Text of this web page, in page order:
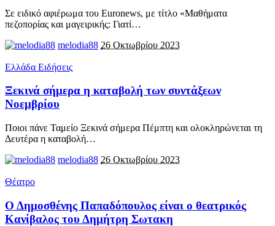
Σε ειδικό αφιέρωμα του Euronews, με τίτλο «Μαθήματα
πεζοπορίας και μαγειρικής: Γιατί…
melodia88 26 Οκτωβρίου 2023
Ελλάδα Ειδήσεις
Ξεκινά σήμερα η καταβολή των συντάξεων
Νοεμβρίου
Ποιοι πάνε Ταμείο Ξεκινά σήμερα Πέμπτη και ολοκληρώνεται τη
Δευτέρα η καταβολή…
melodia88 26 Οκτωβρίου 2023
Θέατρο
Ο Δημοσθένης Παπαδόπουλος είναι ο θεατρικός
Κανίβαλος του Δημήτρη Σωτακη